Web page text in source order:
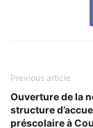
Previous article
Ouverture de la
structure
préscolaire à